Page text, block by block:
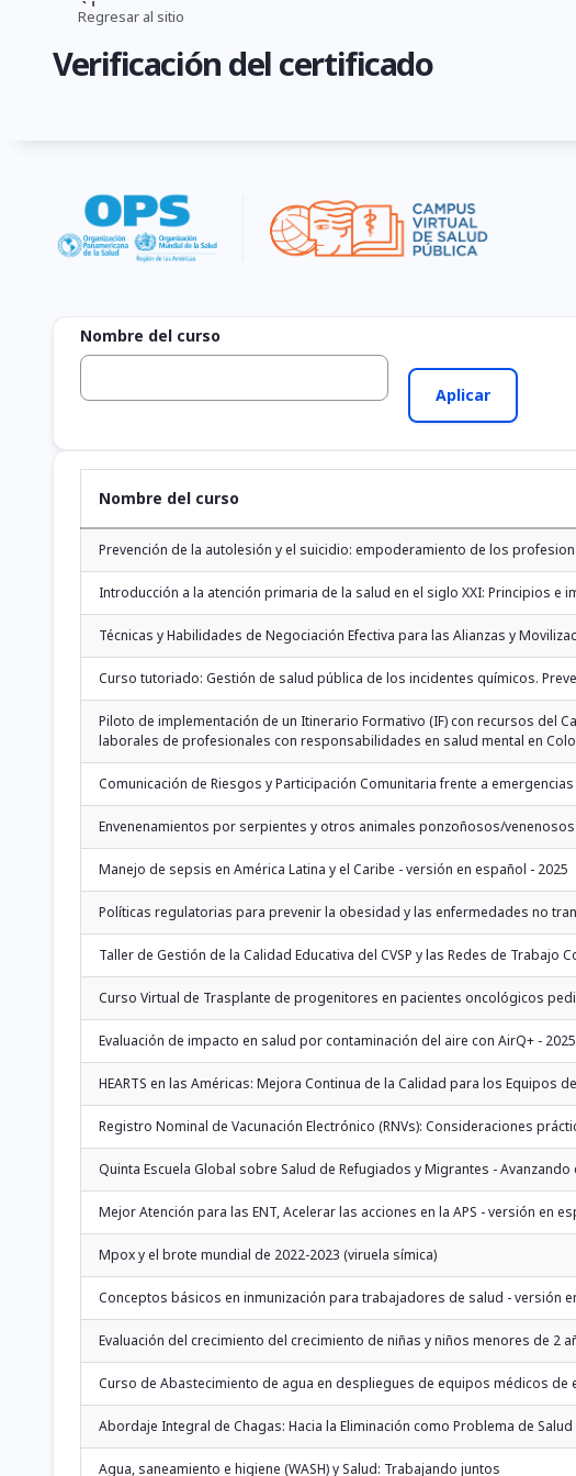
contenido
Ruta
de
Regresar al sitio
Verificación del certificado
Nombre del curso
Nombre del curso
Prevención de la autolesión y el suicidio: empoderamiento de los
Introducción a la atención primaria de la salud en el siglo XXI: Principios e
Técnicas y Habilidades de Negociación Efectiva para las Alianzas y
Curso tutoriado: Gestión de salud pública de los incidentes químicos.
Piloto de implementación de un Itinerario Formativo (IF) con recursos del
laborales de profesionales con responsabilidades en salud mental en
Comunicación de Riesgos y Participación Comunitaria frente a
Envenenamientos por serpientes y otros animales ponzoñosos/venenosos
Manejo de sepsis en América Latina y el Caribe - versión en español - 2025
Políticas regulatorias para prevenir la obesidad y las enfermedades no
Taller de Gestión de la Calidad Educativa del CVSP y las Redes de Trabajo
Curso Virtual de Trasplante de progenitores en pacientes oncológicos
Evaluación de impacto en salud por contaminación del aire con AirQ+ - 2025
HEARTS en las Américas: Mejora Continua de la Calidad para los Equipos
Registro Nominal de Vacunación Electrónico (RNVs): Consideraciones
Quinta Escuela Global sobre Salud de Refugiados y Migrantes -
Mejor Atención para las ENT, Acelerar las acciones en la APS - versión en
Mpox y el brote mundial de 2022-2023 (viruela símica)
Conceptos básicos en inmunización para trabajadores de salud - versión
Evaluación del crecimiento del crecimiento de niñas y niños menores de 2
Curso de Abastecimiento de agua en despliegues de equipos médicos de
Abordaje Integral de Chagas: Hacia la Eliminación como Problema de Salud
Agua, saneamiento e higiene (WASH) y Salud: Trabajando juntos